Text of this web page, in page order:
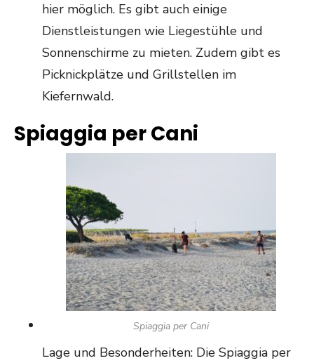
hier möglich. Es gibt auch einige
Dienstleistungen wie Liegestühle und
Sonnenschirme zu mieten. Zudem gibt es
Picknickplätze und Grillstellen im
Kiefernwald.
Spiaggia per Cani
Spiaggia per Cani
Lage und Besonderheiten: Die Spiaggia per